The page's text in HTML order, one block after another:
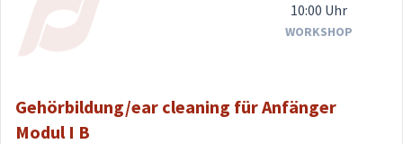
10:00 Uhr
WORKSHOP
Gehörbildung/ear cleaning für Anfänger
Modul I B